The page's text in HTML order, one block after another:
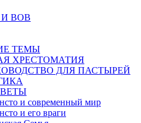
И ВОВ
ТЕМЫ
ХРЕСТОМАТИЯ
ДЛЯ ПАСТЫРЕЙ
и современный мир
и его враги